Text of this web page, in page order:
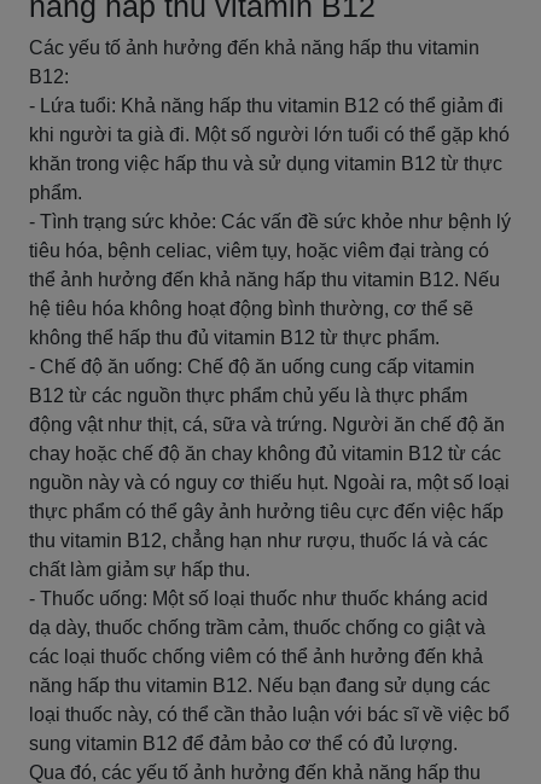
Các yếu tố ảnh hưởng đến khả năng hấp thu vitamin
B12:
- Lứa tuổi: Khả năng hấp thu vitamin B12 có thể giảm đi
khi người ta già đi. Một số người lớn tuổi có thể gặp khó
khăn trong việc hấp thu và sử dụng vitamin B12 từ thực
phẩm.
- Tình trạng sức khỏe: Các vấn đề sức khỏe như bệnh lý
tiêu hóa, bệnh celiac, viêm tụy, hoặc viêm đại tràng có
thể ảnh hưởng đến khả năng hấp thu vitamin B12. Nếu
hệ tiêu hóa không hoạt động bình thường, cơ thể sẽ
không thể hấp thu đủ vitamin B12 từ thực phẩm.
- Chế độ ăn uống: Chế độ ăn uống cung cấp vitamin
B12 từ các nguồn thực phẩm chủ yếu là thực phẩm
động vật như thịt, cá, sữa và trứng. Người ăn chế độ ăn
chay hoặc chế độ ăn chay không đủ vitamin B12 từ các
nguồn này và có nguy cơ thiếu hụt. Ngoài ra, một số loại
thực phẩm có thể gây ảnh hưởng tiêu cực đến việc hấp
thu vitamin B12, chẳng hạn như rượu, thuốc lá và các
chất làm giảm sự hấp thu.
- Thuốc uống: Một số loại thuốc như thuốc kháng acid
dạ dày, thuốc chống trầm cảm, thuốc chống co giật và
các loại thuốc chống viêm có thể ảnh hưởng đến khả
năng hấp thu vitamin B12. Nếu bạn đang sử dụng các
loại thuốc này, có thể cần thảo luận với bác sĩ về việc bổ
sung vitamin B12 để đảm bảo cơ thể có đủ lượng.
Qua đó, các yếu tố ảnh hưởng đến khả năng hấp thu